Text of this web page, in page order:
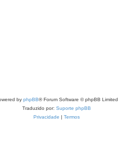
by phpBB® Forum Software © phpBB Limited
Traduzido por: Suporte phpBB
Privacidade | Termos